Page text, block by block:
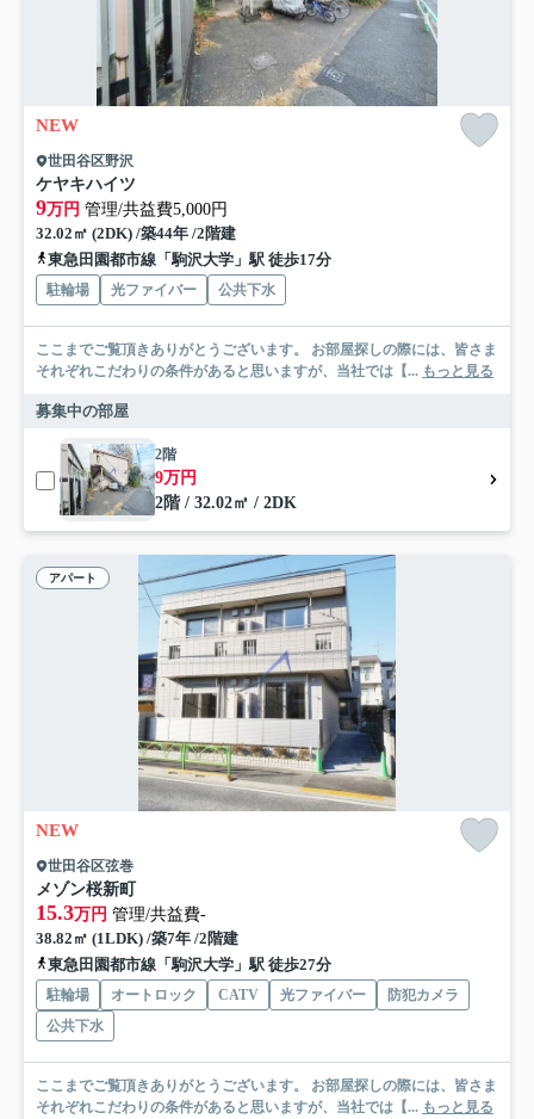
NEW
世田谷区野沢
ケヤキハイツ
9万円 管理/共益費5,000円
32.02㎡ (2DK) /築44年 /2階建
東急田園都市線「駒沢大学」駅 徒歩17分
駐輪場 光ファイバー 公共下水
ここまでご覧頂きありがとうございます。 お部屋探しの際には、皆さま
それぞれこだわりの条件があると思いますが、当社では【... もっと見る
募集中の部屋
2階
9万円
2階 / 32.02㎡ / 2DK
アパート
NEW
世田谷区弦巻
メゾン桜新町
15.3万円 管理/共益費-
38.82㎡ (1LDK) /築7年 /2階建
東急田園都市線「駒沢大学」駅 徒歩27分
駐輪場 オートロック CATV 光ファイバー
防犯カメラ
公共下水
ここまでご覧頂きありがとうございます。 お部屋探しの際には、皆さま
それぞれこだわりの条件があると思いますが、当社では【... もっと見る